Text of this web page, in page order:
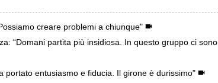
creare problemi a chiunque"
“Domani partita più insidiosa. In questo gruppo ci sono
portato entusiasmo e fiducia. Il girone è durissimo"